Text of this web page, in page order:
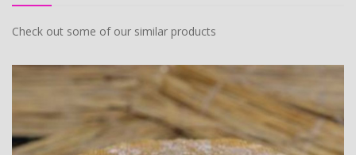
Check out some of our similar products